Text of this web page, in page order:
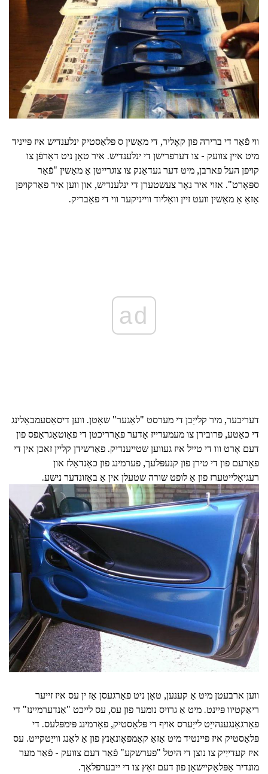
ווי פֿאַר די ברירה פון קאָליר, די מאַשין ס פּלאַסטיק ינלענדיש איז פּייניד
מיט איין צוועק - צו דערפרישן די ינלענדיש. איר טאָן ניט דאַרפֿן צו
קויפן העל פארבן, מיט דער געדאַנק צו צוגרייטן אַ מאַשין "פֿאַר
ספּאָרט". אזוי איר נאָר צעשטערן די ינלענדיש, און ווען איר פאַרקויפן
אַזאַ אַ מאַשין וועט זיין וואַליוד ווייניקער ווי די פאַבריק.
ad
דעריבער, מיר קלייַבן די מערסט "לאַגער" שאָטן. ווען דיסאַסעמבאַלינג
די כאַטע, פּרובירן צו מעמערייז אָדער פאַרריכטן די פאָוטאַגראַפס פון
דעם אָרט ווו די טייל איז געווען שטייענדיק. פאַרשידן קליין זאכן אין די
פאָרעם פון די טירן פון קנעפּלעך, פערמינג פון כאַנדאַלז און
רעגיאַלייטערז פון אַ לופט שורה שטעלן אין אַ באַזונדער נישע.
ווען ארבעטן מיט אַ קענען, טאָן ניט פאַרגעסן אַז ין עס איז זייער
ריאַקטיוו פּיינט. מיט אַ גרויס נומער פון עס, עס לייכט "אַנדערמיינז" די
פאַרגאַנגענהייַט לייַערס אויף די פּלאַסטיק, פאָרמינג פּימפּלעס. די
פּלאַסטיק איז פּיינטיד מיט אַזאַ קאַמפּאָונאַנץ פון אַ לאַנג ווייַטקייט. עס
איז קעדייַיק צו נוצן די היטל "פערשקע" פֿאַר דעם צוועק - פֿאַר מער
מונדיר אַפּלאַקיישאַן פון דעם זאַץ צו די ייבערפלאַך.